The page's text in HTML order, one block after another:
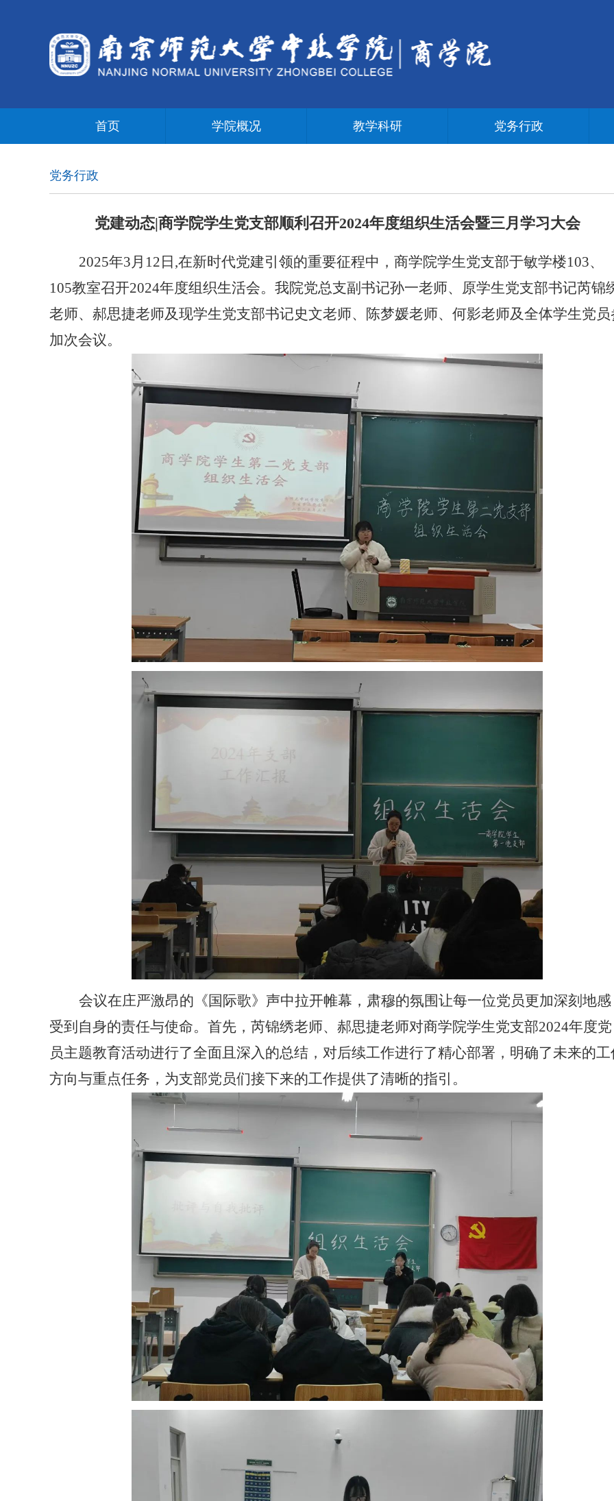
首页 学院概况 教学科研 党务行政
党务行政
党建动态|商学院学生党支部顺利召开2024年度组织生活会暨三月学习大会
2025年3月12日,在新时代党建引领的重要征程中，商学院学生党支部于敏学楼103、
105教室召开2024年度组织生活会。我院党总支副书记孙一老师、原学生党支部书记芮锦
老师、郝思捷老师及现学生党支部书记史文老师、陈梦媛老师、何影老师及全体学生党员
加次会议。
会议在庄严激昂的《国际歌》声中拉开帷幕，肃穆的氛围让每一位党员更加深刻地感
受到自身的责任与使命。首先，芮锦绣老师、郝思捷老师对商学院学生党支部2024年度党
员主题教育活动进行了全面且深入的总结，对后续工作进行了精心部署，明确了未来的工
方向与重点任务，为支部党员们接下来的工作提供了清晰的指引。